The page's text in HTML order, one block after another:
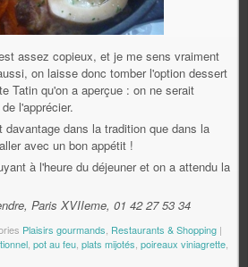
assez copieux, et je me sens vraiment
on laisse donc tomber l'option dessert
Tatin qu'on a aperçue : on ne serait
l'apprécier.
dans la tradition que dans la
avec un bon appétit !
à l'heure du déjeuner et on a attendu la
Paris XVIIeme, 01 42 27 53 34
Plaisirs gourmands, Restaurants & Shopping |
, pot au feu, plats mijotés, poireaux viniagrette,